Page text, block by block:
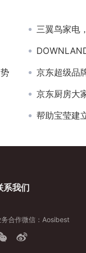
三翼鸟家电
京东超级品
京东厨房大
帮助宝莹建
系我们
务合作微信：Aosibest